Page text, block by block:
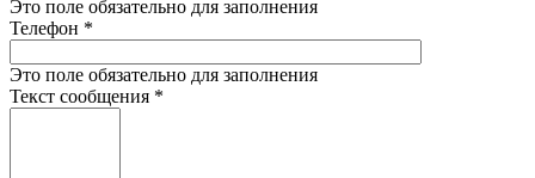
Это поле обязательно для заполнения
Телефон *
Это поле обязательно для заполнения
Текст сообщения *